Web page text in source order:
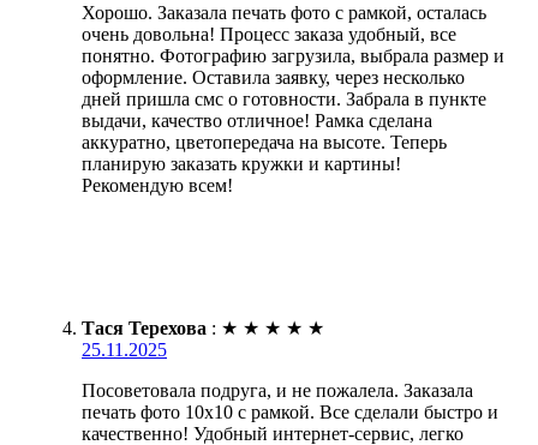
Хорошо. Заказала печать фото с рамкой, осталась
очень довольна! Процесс заказа удобный, все
понятно. Фотографию загрузила, выбрала размер и
оформление. Оставила заявку, через несколько
дней пришла смс о готовности. Забрала в пункте
выдачи, качество отличное! Рамка сделана
аккуратно, цветопередача на высоте. Теперь
планирую заказать кружки и картины!
Рекомендую всем!
Тася Терехова : ★ ★ ★ ★ ★
25.11.2025
Посоветовала подруга, и не пожалела. Заказала
печать фото 10х10 с рамкой. Все сделали быстро и
качественно! Удобный интернет-сервис, легко